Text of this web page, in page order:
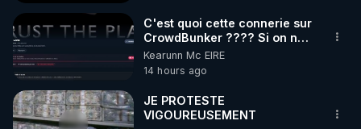
C'est quoi cette connerie sur
CrowdBunker ???? Si on ne
peut plus publier, c'est un
peu de la censure. Ne payez
pas les boucliers pour voir
mes vidéos, c'est une
arnaque parce que ma
Kearunn Mc EIRE
14 hours ago
JE PROTESTE
VIGOUREUSEMENT